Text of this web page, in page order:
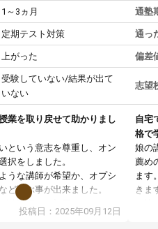
1～3ヵ月
定期テスト対策
上がった
受験していない/結果が出て
いない
業を取り戻せて助かりまし
という意志を尊重し、オン
択をしました。
うな講師が希望か、オプシ
ど選ぶ事が出来ました。
後講師との初回ミーティン
で良いか他の講師を希望す
投稿日：2025年09月12日
通塾
通っ
偏差
志望
自宅
格で
娘の
薦め
ます
きま
に
思